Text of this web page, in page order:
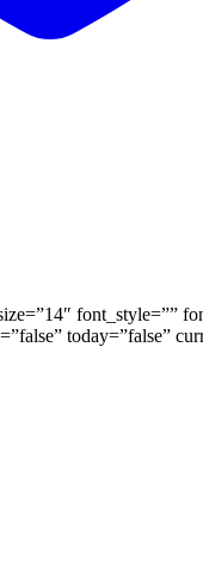
font_style=””
today=”false”